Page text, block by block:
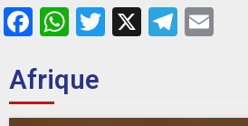
Facebook
WhatsApp
Twitter
X
Afrique